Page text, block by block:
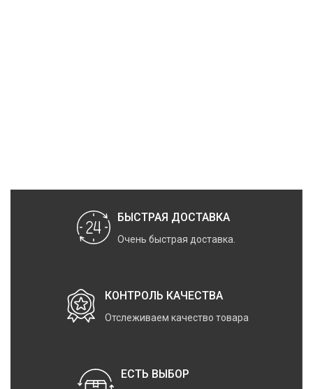
БЫСТРАЯ ДОСТАВКА
Очень быстрая доставка.
КОНТРОЛЬ КАЧЕСТВА
Отслеживаем качество товара
ЕСТЬ ВЫБОР